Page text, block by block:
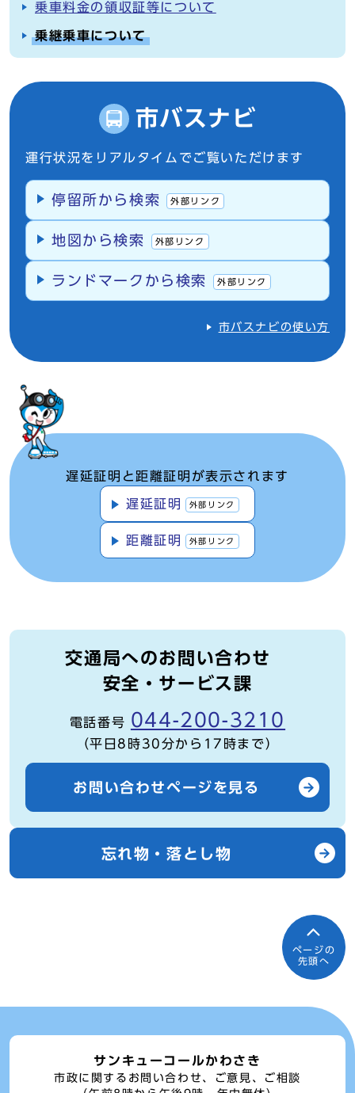
乗車料金の領収証等について
乗継乗車について
市バスナビ
運行状況をリアルタイムでご覧いただけます
停留所から検索 外部リンク
地図から検索 外部リンク
ランドマークから検索 外部リンク
市バスナビの使い方
遅延証明と距離証明が表示されます
遅延証明 外部リンク
距離証明 外部リンク
交通局へのお問い合わせ
安全・サービス課
電話番号 044-200-3210
（平日8時30分から17時まで）
お問い合わせページを見る
忘れ物・落とし物
ページの
先頭へ
サンキューコールかわさき
市政に関するお問い合わせ、ご意見、ご相談